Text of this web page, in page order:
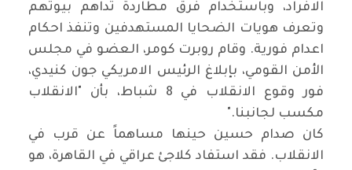
الافراد، وباستخدام فرق مطاردة تداهم بيوتهم
وتعرف هويات الضحايا المستهدفين وتنفذ احكام
اعدام فورية. وقام روبرت كومر، العضو في مجلس
الأمن القومي، بإبلاغ الرئيس الامريكي جون كنيدي،
فور وقوع الانقلاب في 8 شباط، بأن "الانقلاب
مكسب لجانبنا".
كان صدام حسين حينها مساهماً عن قرب في
الانقلاب. فقد استفاد كلاجئ عراقي في القاهرة، هو